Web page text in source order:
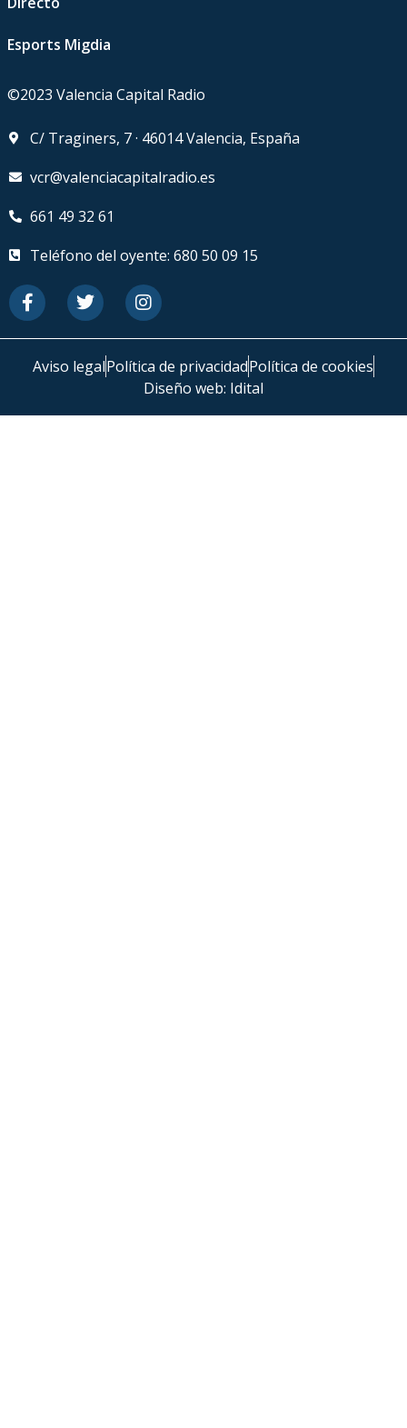
Esports Migdia
©2023 Valencia Capital Radio
C/ Traginers, 7 · 46014 Valencia, España
vcr@valenciacapitalradio.es
661 49 32 61
Teléfono del oyente: 680 50 09 15
Aviso legalPolítica de privacidadPolítica de cookies
Diseño web: Idital